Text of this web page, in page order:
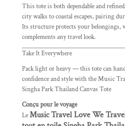
This tote is both dependable and
city walks to coastal escapes, pairing
Its structure protects your
complements any travel look.
Take It Everywhere
Pack light or heavy — this tote can
confidence and style with the Music
Singha Park Thailand Canvas Tote
Conçu pour le voyage
LeMusic Travel Love We